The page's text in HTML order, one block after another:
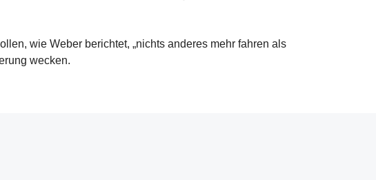
wie Weber berichtet, „nichts anderes mehr fahren als
wecken.